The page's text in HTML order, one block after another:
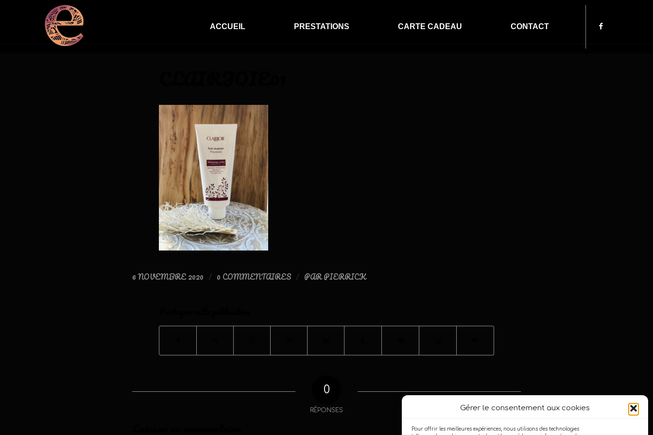
Gérer le consentement aux cookies
Pour offrir les meilleures expériences, nous utilisons des technologies
ACCUEIL PRESTATIONS CARTE CADEAU CONTACT
6 NOVEMBRE 2020 / 0 COMMENTAIRES / PARPIERRICK
0
RÉPONSES